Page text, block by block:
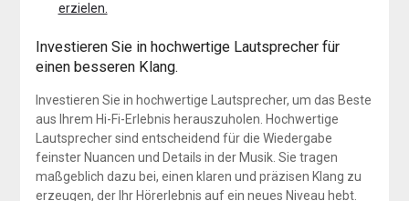
erzielen.
Investieren Sie in hochwertige Lautsprecher für
einen besseren Klang.
Investieren Sie in hochwertige Lautsprecher, um das Beste
aus Ihrem Hi-Fi-Erlebnis herauszuholen. Hochwertige
Lautsprecher sind entscheidend für die Wiedergabe
feinster Nuancen und Details in der Musik. Sie tragen
maßgeblich dazu bei, einen klaren und präzisen Klang zu
erzeugen, der Ihr Hörerlebnis auf ein neues Niveau hebt.